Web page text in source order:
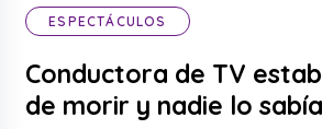
ESPECTÁCULOS
Conductora de TV
de morir y nadie lo sabía